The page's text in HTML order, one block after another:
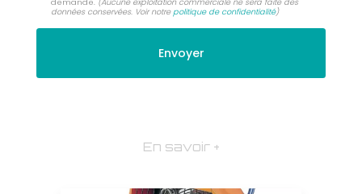
données conservées. Voir notrepolitique de confidentialité)
En savoir +